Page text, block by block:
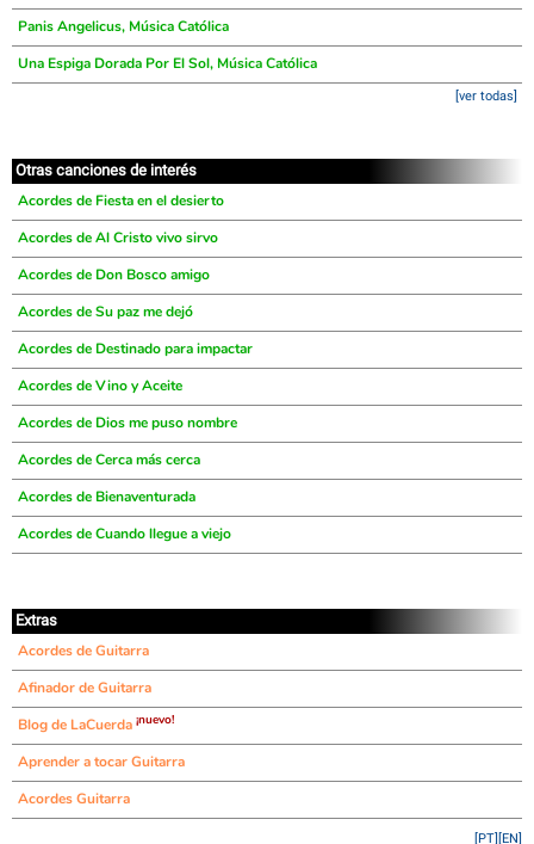
Panis Angelicus, Música Católica
Una Espiga Dorada Por El Sol, Música Católica
[ver todas]
Otras canciones de interés
Acordes de Fiesta en el desierto
Acordes de Al Cristo vivo sirvo
Acordes de Don Bosco amigo
Acordes de Su paz me dejó
Acordes de Destinado para impactar
Acordes de Vino y Aceite
Acordes de Dios me puso nombre
Acordes de Cerca más cerca
Acordes de Bienaventurada
Acordes de Cuando llegue a viejo
Extras
Acordes de Guitarra
Afinador de Guitarra
Blog de LaCuerda ¡nuevo!
Aprender a tocar Guitarra
Acordes Guitarra
[EN]
[PT]